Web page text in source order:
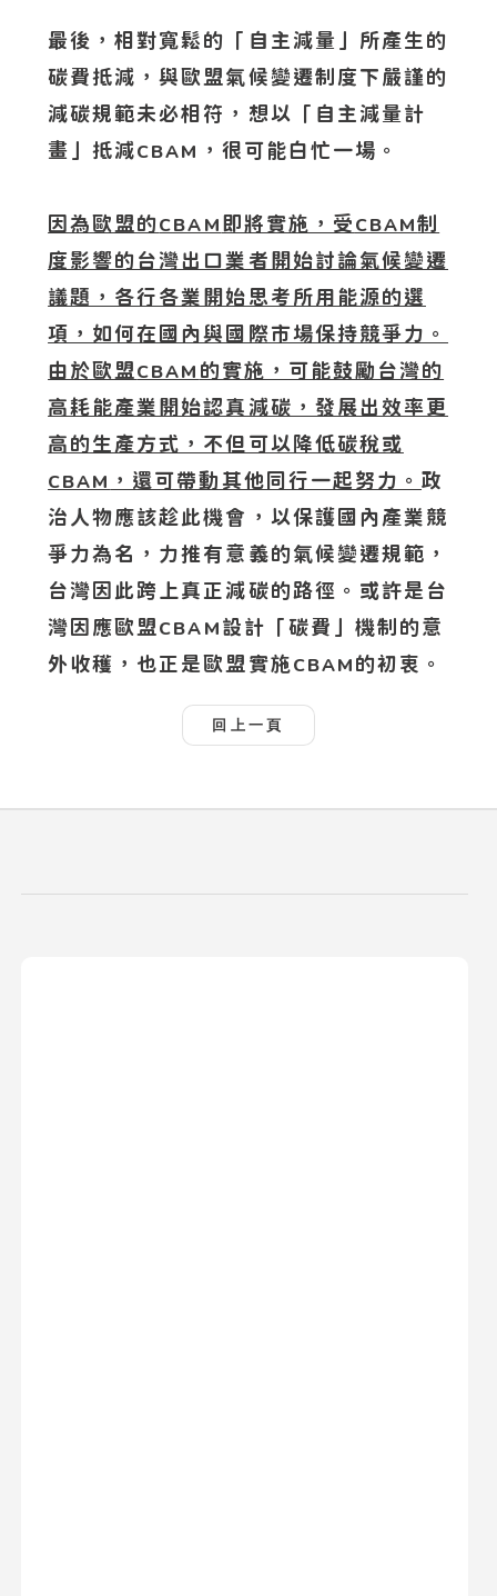
最後，相對寬鬆的「自主減量」所產生的
碳費抵減，與歐盟氣候變遷制度下嚴謹的
減碳規範未必相符，想以「自主減量計
畫」抵減CBAM ，很可能白忙一場。
因為歐盟的CBAM 即將實施，受 CBAM制
度影響的台灣出口業者開始討論氣候變遷
議題，各行各業開始思考所用能源的選
項，如何在國內與國際市場保持競爭力。
由於歐盟CBAM 的實施，可能鼓勵台灣的
高耗能產業開始認真減碳，發展出效率更
高的生產方式，不但可以降低碳稅或
CBAM ，還可帶動其他同行一起努力。政
治人物應該趁此機會，以保護國內產業競
爭力為名，力推有意義的氣候變遷規範，
台灣因此跨上真正減碳的路徑。或許是台
灣因應歐盟CBAM 設計「碳費」機制的意
外收穫，也正是歐盟實施CBAM 的初衷。